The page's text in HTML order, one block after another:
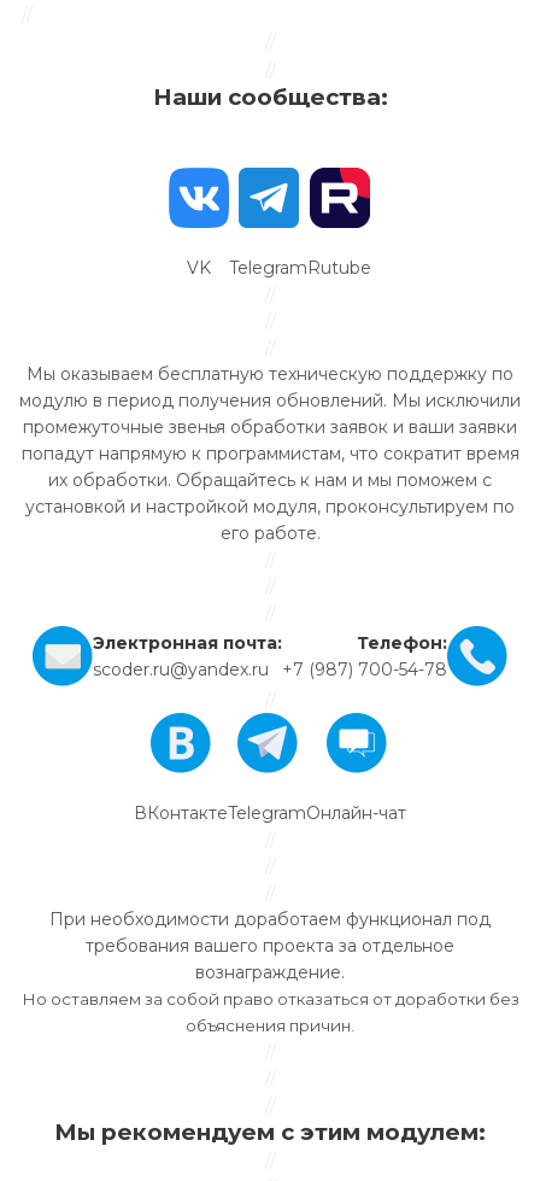
Наши сообщества:
VK TelegramRutube
Мы оказываем бесплатную техническую поддержку по
модулю в период получения обновлений. Мы исключили
промежуточные звенья обработки заявок и ваши заявки
попадут напрямую к программистам, что сократит время
их обработки. Обращайтесь к нам и мы поможем с
установкой и настройкой модуля, проконсультируем по
его работе.
Электронная почта:
scoder.ru@yandex.ru
Телефон:
+7 (987) 700-54-78
ВКонтактеTelegramОнлайн-чат
При необходимости доработаем функционал под
требования вашего проекта за отдельное
вознаграждение.
Но оставляем за собой право отказаться от доработки без
объяснения причин.
Мы рекомендуем с этим модулем: